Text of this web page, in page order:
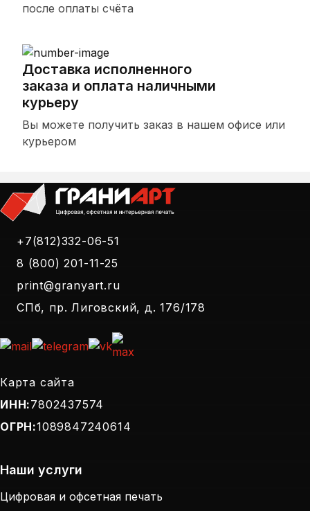
после оплаты счёта
Доставка исполненного
заказа и оплата наличными
курьеру
Вы можете получить заказ в нашем офисе или
курьером
+7(812)332-06-51
8 (800) 201-11-25
print@granyart.ru
СПб, пр. Лиговский, д. 176/178
Карта сайта
ИНН:7802437574
ОГРН:1089847240614
Наши услуги
Цифровая и офсетная печать